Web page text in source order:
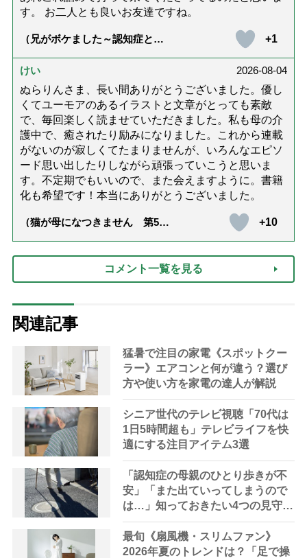
す。 お二人とも良いお友達ですね。
（兄がボケました～認知症と介
達』が届きました」）
+1
けい
2026-08-04
ぬらりんさま、長い間ありがとうございました。優し
くてユーモアのあるイラストと文章がとっても素敵
で、毎回楽しく読ませていただきました。私も母の介
護中で、癒されたり励みになりました。これから連載
がないのが寂しくてたまりませんが、いろんなエピソ
ード思い出したりしながら頑張っていこうと思いま
す。不定期でもいいので、また会えますように。書籍
化も希望です！本当にありがとうございました。
（猫が母になつきません 第500
+10
コメント一覧を見る
関連記事
猛暑で注目の家電《スポットクー
ラー》エアコンと何が違う？選び
方や使い方を家電の達人が解説
シニア世代のテレビ視聴「70代は
1日5時間超も」テレビライフを快
適にする注目アイテム3選
「認知症の母親のひとり歩きが不
安」「また出ていってしまうので
は…」知っておきたい4つの見守り
方法やサービスを専門家が解説
最旬《扇風機・スリムファン》
2026年夏のトレンドは？「足で操